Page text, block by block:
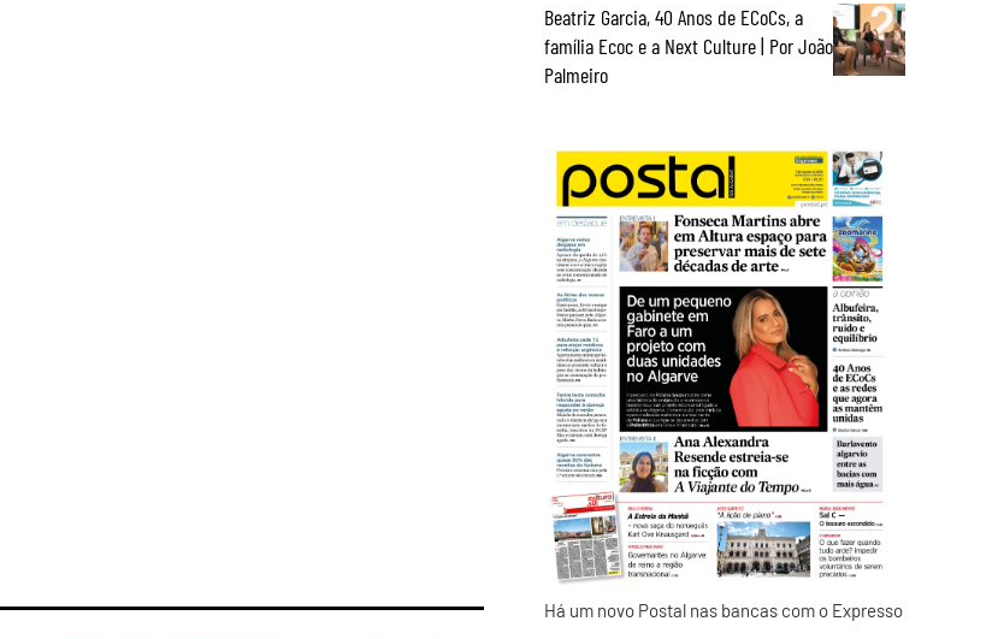
Beatriz Garcia, 40 Anos de ECoCs, a
família Ecoc e a Next Culture | Por João
Palmeiro
Há um novo Postal nas bancas com o Expresso